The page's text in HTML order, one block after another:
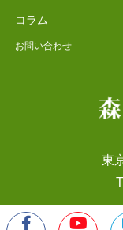
コラム
お問い合わせ
東